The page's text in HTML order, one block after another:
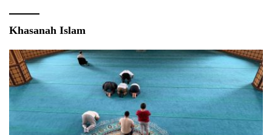
Khasanah Islam